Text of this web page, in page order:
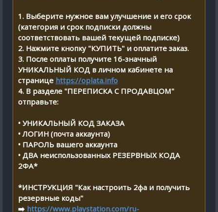
1. Выберите нужное вам улучшение и его срок
(категория и срок подписки должны
соответствовать вашей текущей подписке)
2. Нажмите кнопку "КУПИТЬ" и оплатите заказ.
3. После оплаты получите 16-значный
УНИКАЛЬНЫЙ КОД в личном кабинете на
странице https://oplata.info
4. В разделе "ПЕРЕПИСКА С ПРОДАВЦОМ"
отправьте:
• УНИКАЛЬНЫЙ КОД ЗАКАЗА
• ЛОГИН (почта аккаунта)
• ПАРОЛЬ вашего аккаунта
• ДВА неиспользованных РЕЗЕРВНЫХ КОДА
2ФА*
*ИНСТРУКЦИЯ "Как настроить 2фа и получить
резервные коды"
➡️ https://www.playstation.com/ru-